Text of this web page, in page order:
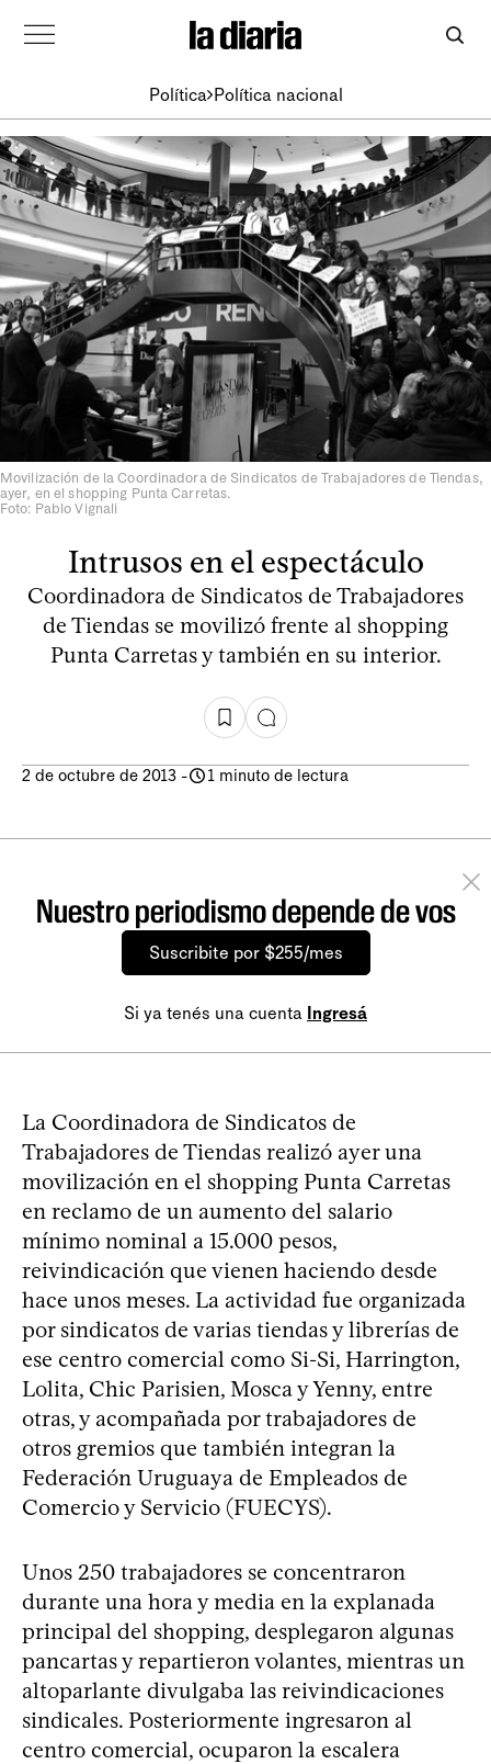
Política Política nacional
Movilización de la Coordinadora de Sindicatos de Trabajadores de Tiendas,
ayer, en el shopping Punta Carretas.
Foto: Pablo Vignali
Intrusos en el espectáculo
Coordinadora de Sindicatos de Trabajadores
de Tiendas se movilizó frente al shopping
Punta Carretas y también en su interior.
2 de octubre de 2013 - 1 minuto de lectura
Nuestro periodismo depende de vos
Suscribite por $255/mes
Si ya tenés una cuenta Ingresá
La Coordinadora de Sindicatos de
Trabajadores de Tiendas realizó ayer una
movilización en el shopping Punta Carretas
en reclamo de un aumento del salario
mínimo nominal a 15.000 pesos,
reivindicación que vienen haciendo desde
hace unos meses. La actividad fue organizada
por sindicatos de varias tiendas y librerías de
ese centro comercial como Si-Si, Harrington,
Lolita, Chic Parisien, Mosca y Yenny, entre
otras, y acompañada por trabajadores de
otros gremios que también integran la
Federación Uruguaya de Empleados de
Comercio y Servicio (FUECYS).
Unos 250 trabajadores se concentraron
durante una hora y media en la explanada
principal del shopping, desplegaron algunas
pancartas y repartieron volantes, mientras un
altoparlante divulgaba las reivindicaciones
sindicales. Posteriormente ingresaron al
centro comercial, ocuparon la escalera